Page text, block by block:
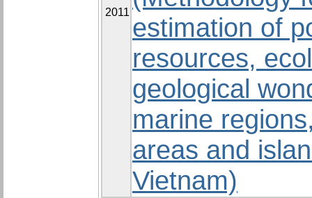
2011
estimation of
resources,
geological
marine
areas and
Vietnam)